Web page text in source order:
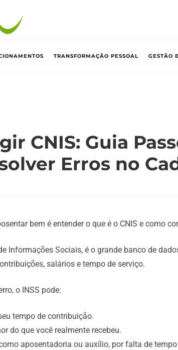
TRANSFORMAÇÃO PESSOAL GESTÃO
CNIS: Guia
Erros no
bem é entender o que é o CNIS e como
Informações Sociais, é o grande banco de
salários e tempo de serviço.
o INSS pode:
tempo de contribuição.
do que você realmente recebeu.
aposentadoria ou auxílio, por falta de